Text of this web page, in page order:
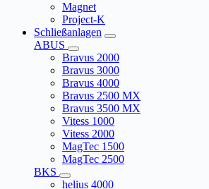
Magnet
Project-K
Schließanlagen
ABUS
Bravus 2000
Bravus 3000
Bravus 4000
Bravus 2500 MX
Bravus 3500 MX
Vitess 1000
Vitess 2000
MagTec 1500
MagTec 2500
BKS
helius 4000